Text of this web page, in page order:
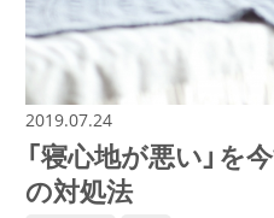
2019.07.24
「寝心地が悪い」を
の対処法